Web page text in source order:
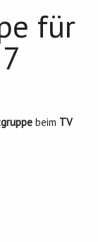
für
beim TV